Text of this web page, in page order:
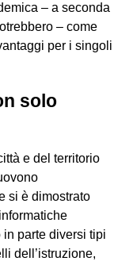
– a seconda
– come
per i singoli
solo
e del territorio
si è dimostrato
parte diversi tipi
dell’istruzione,